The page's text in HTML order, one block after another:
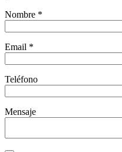
Nombre *
Email *
Teléfono
Mensaje